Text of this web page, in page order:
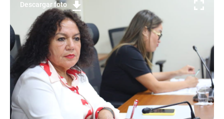
Descargar foto